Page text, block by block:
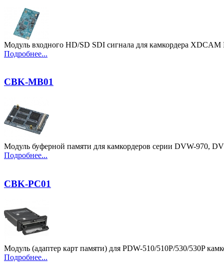
Модуль входного HD/SD SDI сигнала для камкордера
Подробнее...
CBK-MB01
Модуль буферной памяти для камкордеров серии DVW-970,
Подробнее...
CBK-PC01
Модуль (адаптер карт памяти) для PDW-510/510P/530/530P
Подробнее...